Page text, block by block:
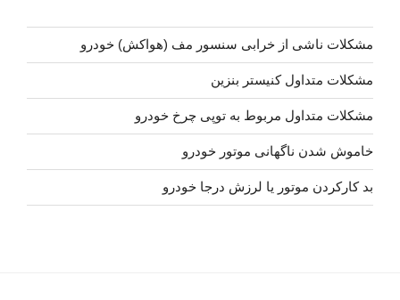
مشکلات ناشی از خرابی سنسور مف (هواکش) خودرو
مشکلات متداول کنیستر بنزین
مشکلات متداول مربوط به توپی چرخ خودرو
خاموش شدن ناگهانی موتور خودرو
بد کارکردن موتور یا لرزش درجا خودرو